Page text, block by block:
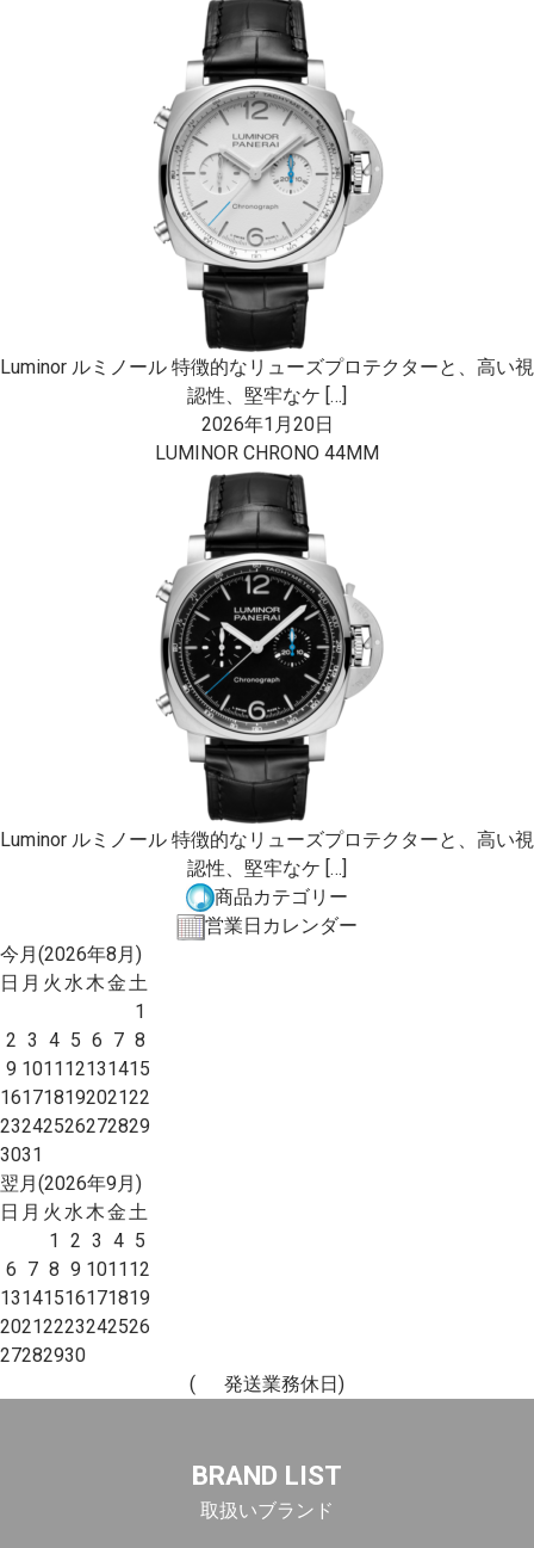
Luminor ルミノール 特徴的なリューズプロテクターと、高い視
認性、堅牢なケ […]
2026年1月20日
LUMINOR CHRONO 44MM
Luminor ルミノール 特徴的なリューズプロテクターと、高い視
認性、堅牢なケ […]
商品カテゴリー
営業日カレンダー
今月(2026年8月)
日 月 火 水木金土
1
2 3 4 5 6 7 8
9 101112131415
16171819202122
23242526272829
3031
翌月(2026年9月)
日 月 火 水木金土
1 2 3 4 5
6 7 8 9 101112
13141516171819
20212223242526
27282930
(
発送業務休日)
BRAND LIST
取扱いブランド